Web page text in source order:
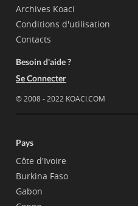
Archives Koaci
Conditions d'utilisation
Contacts
Besoin d'aide ?
Se Connecter
© 2008 - 2022 KOACI.COM
Pays
Côte d'Ivoire
Burkina Faso
Gabon